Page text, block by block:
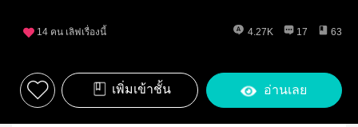
14 คน เลิฟเรื่องนี้ 4.27K 17 63
เพิ่มเข้าชั้น อ่านเลย